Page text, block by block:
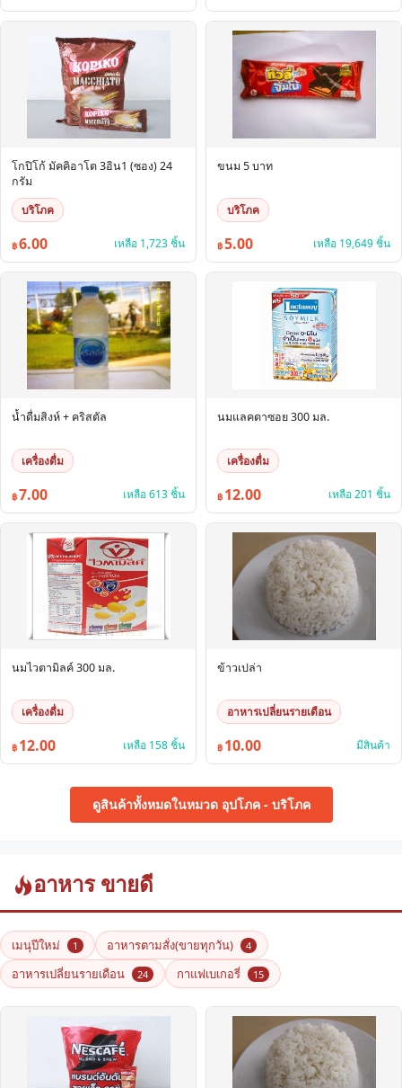
โกปิโก้ มัคคิอาโต 3อิน1 (ซอง) 24
กรัม
บริโภค
฿6.00 เหลือ 1,723 ชิ้น
ขนม 5 บาท
บริโภค
฿5.00 เหลือ 19,649 ชิ้น
น้ำดื่มสิงห์ + คริสตัล
เครื่องดื่ม
฿7.00 เหลือ 613 ชิ้น
นมแลคตาซอย 300 มล.
เครื่องดื่ม
฿ 12.00 เหลือ 201 ชิ้น
นมไวตามิลค์ 300 มล.
เครื่องดื่ม
฿ 12.00 เหลือ 158 ชิ้น
ข้าวเปล่า
อาหารเปลี่ยนรายเดือน
฿ 10.00 มีสินค้า
ดูสินค้าทั้งหมดในหมวด อุปโภค - บริโภค
อาหาร ขายดี
เมนุปีใหม่ 1 อาหารตามสั่ง(ขายทุกวัน) 4
อาหารเปลี่ยนรายเดือน 24 กาแฟเบเกอรี่ 15